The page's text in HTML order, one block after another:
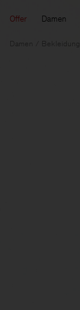
Offer Damen
Damen Bekleidung